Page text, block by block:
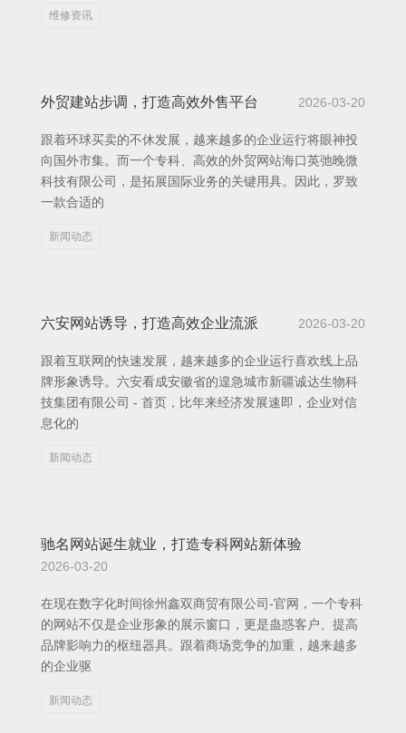
维修资讯
外贸建站步调，打造高效外售平台 2026-03-20
跟着环球买卖的不休发展，越来越多的企业运行将眼神投
向国外市集。而一个专科、高效的外贸网站海口英弛晚微
科技有限公司，是拓展国际业务的关键用具。因此，罗致
一款合适的
新闻动态
六安网站诱导，打造高效企业流派 2026-03-20
跟着互联网的快速发展，越来越多的企业运行喜欢线上品
牌形象诱导。六安看成安徽省的遑急城市新疆诚达生物科
技集团有限公司 - 首页，比年来经济发展速即，企业对信
息化的
新闻动态
驰名网站诞生就业，打造专科网站新体验
2026-03-20
在现在数字化时间徐州鑫双商贸有限公司-官网，一个专科
的网站不仅是企业形象的展示窗口，更是蛊惑客户、提高
品牌影响力的枢纽器具。跟着商场竞争的加重，越来越多
的企业驱
新闻动态